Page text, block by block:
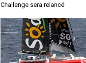
Challenge sera relancé